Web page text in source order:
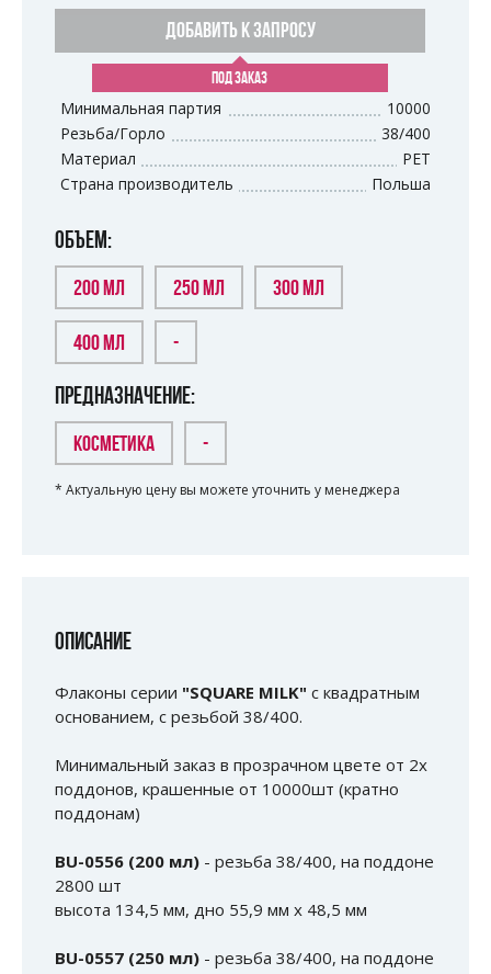
ДОБАВИТЬ К ЗАПРОСУ
ПОД ЗАКАЗ
Минимальная партия
10000
Резьба/Горло
38/400
Материал
PET
Страна производитель
Польша
ОБЪЕМ:
200 МЛ 250 МЛ 300 МЛ
400 МЛ -
ПРЕДНАЗНАЧЕНИЕ:
КОСМЕТИКА -
* Актуальную цену вы можете уточнить у менеджера
ОПИСАНИЕ
Флаконы серии "SQUARE MILK" с квадратным
основанием, с резьбой 38/400.
Минимальный заказ в прозрачном цвете от 2х
поддонов, крашенные от 10000шт (кратно
поддонам)
BU-0556 (200 мл) - резьба 38/400, на поддоне
2800 шт
высота 134,5 мм, дно 55,9 мм х 48,5 мм
BU-0557 (250 мл) - резьба 38/400, на поддоне